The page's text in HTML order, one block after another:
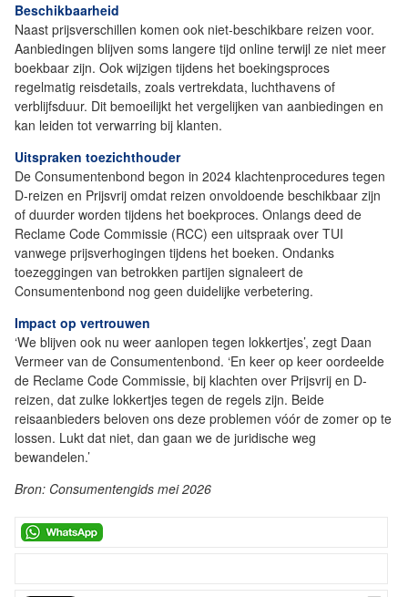
Beschikbaarheid
Naast prijsverschillen komen ook niet-beschikbare reizen voor.
Aanbiedingen blijven soms langere tijd online terwijl ze niet meer
boekbaar zijn. Ook wijzigen tijdens het boekingsproces
regelmatig reisdetails, zoals vertrekdata, luchthavens of
verblijfsduur. Dit bemoeilijkt het vergelijken van aanbiedingen en
kan leiden tot verwarring bij klanten.
Uitspraken toezichthouder
De Consumentenbond begon in 2024 klachtenprocedures tegen
D-reizen en Prijsvrij omdat reizen onvoldoende beschikbaar zijn
of duurder worden tijdens het boekproces. Onlangs deed de
Reclame Code Commissie (RCC) een uitspraak over TUI
vanwege prijsverhogingen tijdens het boeken. Ondanks
toezeggingen van betrokken partijen signaleert de
Consumentenbond nog geen duidelijke verbetering.
Impact op vertrouwen
‘We blijven ook nu weer aanlopen tegen lokkertjes’, zegt Daan
Vermeer van de Consumentenbond. ‘En keer op keer oordeelde
de Reclame Code Commissie, bij klachten over Prijsvrij en D-
reizen, dat zulke lokkertjes tegen de regels zijn. Beide
reisaanbieders beloven ons deze problemen vóór de zomer op te
lossen. Lukt dat niet, dan gaan we de juridische weg
bewandelen.’
Bron: Consumentengids mei 2026